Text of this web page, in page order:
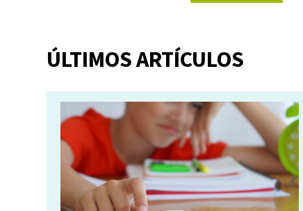
ÚLTIMOS ARTÍCULOS